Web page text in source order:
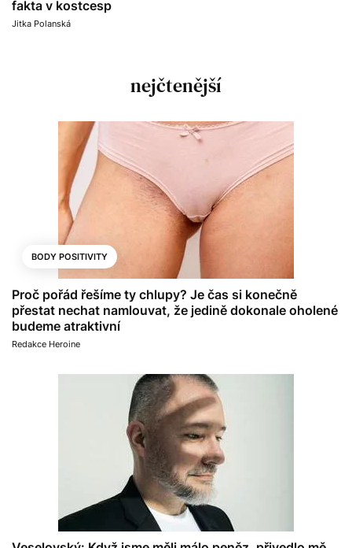
fakta v kostcesp
Jitka Polanská
nejčtenější
BODY POSITIVITY
Proč pořád řešíme ty chlupy? Je čas si konečně
přestat nechat namlouvat, že jedině dokonale oholené
budeme atraktivní
Redakce Heroine